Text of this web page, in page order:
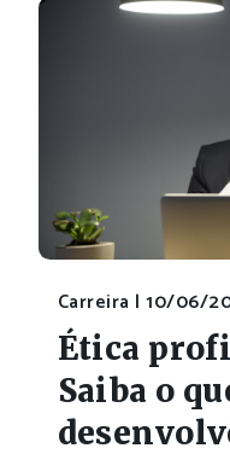
Carreira | 10/06/
Ética
Saiba o